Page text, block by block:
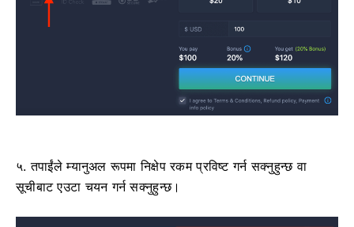
५. तपाईंले म्यानुअल रूपमा निक्षेप रकम प्रविष्ट गर्न सक्नुहुन्छ वा
सूचीबाट एउटा चयन गर्न सक्नुहुन्छ।